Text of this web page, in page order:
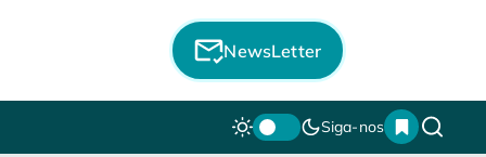
NewsLetter
Siga-nos